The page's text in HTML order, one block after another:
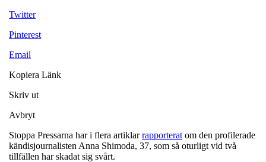
Twitter
Pinterest
Email
Kopiera Länk
Skriv ut
Avbryt
Stoppa Pressarna har i flera artiklarrapporterat om den profilerade
kändisjournalisten Anna Shimoda, 37, som så oturligt vid två
tillfällen har skadat sig svårt.